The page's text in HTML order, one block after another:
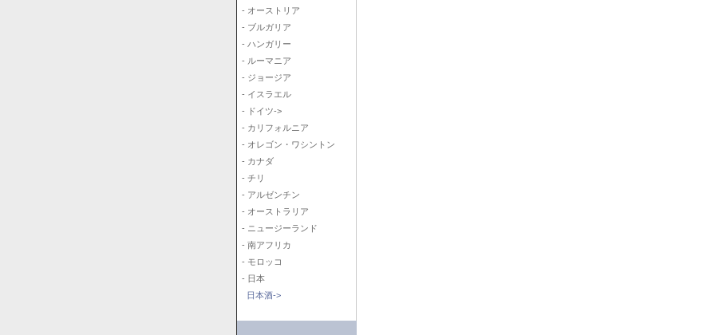
- オーストリア
- ブルガリア
- ハンガリー
- ルーマニア
- ジョージア
- イスラエル
- ドイツ->
- カリフォルニア
- オレゴン・ワシントン
- カナダ
- チリ
- アルゼンチン
- オーストラリア
- ニュージーランド
- 南アフリカ
- モロッコ
- 日本
日本酒->